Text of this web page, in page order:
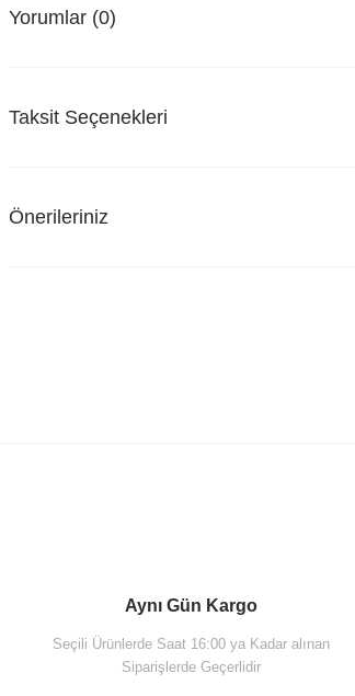
Yorumlar (0)
Taksit Seçenekleri
Önerileriniz
Aynı Gün Kargo
Seçili Ürünlerde Saat 16:00 ya Kadar alınan
Siparişlerde Geçerlidir